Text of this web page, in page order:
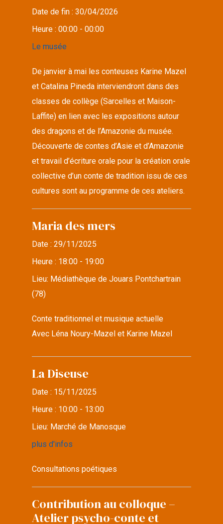
Date de fin :30/04/2026
Heure :00:00 - 00:00
Le musée
De janvier à mai les conteuses Karine Mazel
et Catalina Pineda interviendront dans des
classes de collège (Sarcelles et Maison-
Laffite) en lien avec les expositions autour
des dragons et de l’Amazonie du musée.
Découverte de contes d’Asie et d’Amazonie
et travail d’écriture orale pour la création orale
collective d’un conte de tradition issu de ces
cultures sont au programme de ces ateliers.
Maria des mers
Date :29/11/2025
Heure : 18:00 - 19:00
Lieu: Médiathèque de Jouars Pontchartrain
(78)
Conte traditionnel et musique actuelle
Avec Léna Noury-Mazel et Karine Mazel
La Diseuse
Date : 15/11/2025
Heure : 10:00 - 13:00
Lieu: Marché de Manosque
plus d'infos
Consultations poétiques
Contribution au colloque –
Atelier psycho-conte et